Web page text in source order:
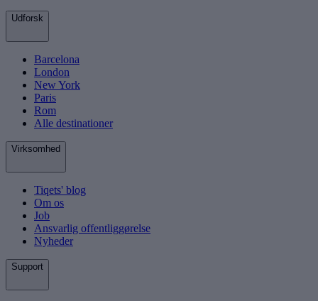
Udforsk
Barcelona
London
New York
Paris
Rom
Alle destinationer
Virksomhed
Tiqets' blog
Om os
Job
Ansvarlig offentliggørelse
Nyheder
Support